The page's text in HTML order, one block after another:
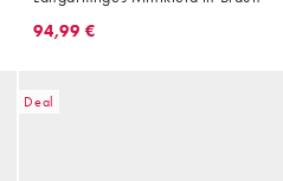
94,99 €
Deal